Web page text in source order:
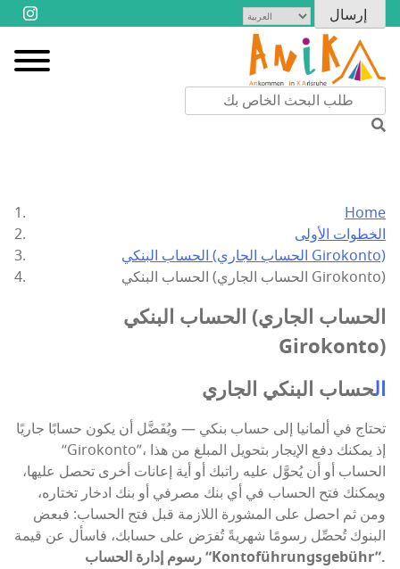
Home
الخطوات الأولى
الحساب البنكي (الحساب الجاري Girokonto)
الحساب البنكي (الحساب الجاري Girokonto)
الحساب البنكي (الحساب الجاري
Girokonto)
الحساب البنكي الجاري
تحتاج في ألمانيا إلى حساب بنكي — ويُفَضَّل أن يكون حسابًا جاريًا
“Girokonto”، إذ يمكنك دفع الإيجار بتحويل المبلغ من هذا
الحساب أو أن يُحوَّل عليه راتبك أو أية إعانات أخرى تحصل عليها،
ويمكنك فتح الحساب في أي بنك مصرفي أو بنك ادخار تختاره،
ومن ثم احصل على المشورة اللازمة قبل فتح الحساب: فبعض
البنوك تُحصِّل رسومًا شهريةً تُفرَض على حسابك، فاسأل عن قيمة
رسوم إدارة الحساب “Kontoführungsgebühr”.